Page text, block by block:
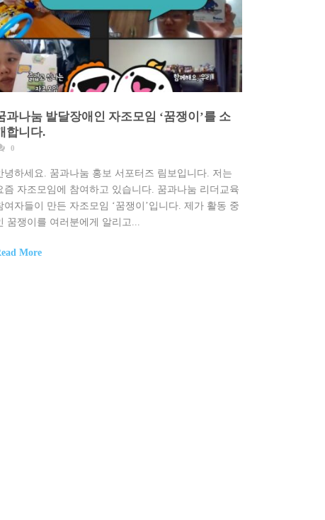
과나눔 발달장애인 자조모임 ‘꿈쟁이’를 소
합니다.
0
녕하세요. 꿈과나눔 홍보 서포터즈 림보입니다. 저는
즘 자조모임에 참여하고 있습니다. 꿈과나눔 리더교육
여자들이 만든 자조모임 ‘꿈쟁이’입니다. 제가 활동 중
꿈쟁이를 여러분에게 알리고...
More